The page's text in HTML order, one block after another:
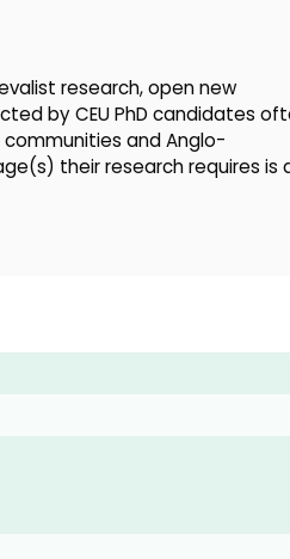
research, open new
by CEU PhD candidates
and Anglo-
their research requires is